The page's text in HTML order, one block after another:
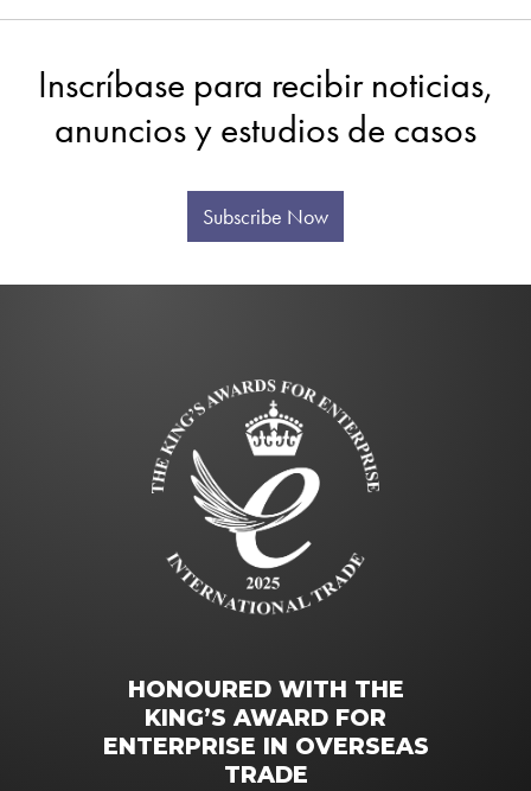
Inscríbase para recibir noticias,
anuncios y estudios de casos
Subscribe Now
HONOURED WITH THE
KING’S AWARD FOR
ENTERPRISE IN OVERSEAS
TRADE